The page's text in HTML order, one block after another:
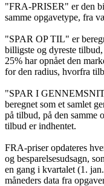
"FRA-PRISER" er den
samme opgavetype, fra
"SPAR OP TIL" er
billigste og dyreste
25% har opnået den
for den radius, hvorfra
"SPAR I
beregnet som et samlet
på tilbud, på den samme
tilbud er indhentet.
FRA-priser opdateres
og besparelsesudsagn,
en gang i kvartalet (1.
måneders data fra